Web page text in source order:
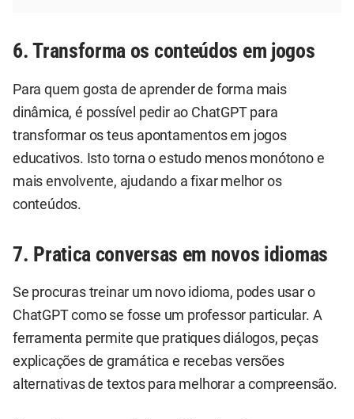
6. Transforma os conteúdos em jogos
Para quem gosta de aprender de forma mais
dinâmica, é possível pedir ao ChatGPT para
transformar os teus apontamentos em jogos
educativos. Isto torna o estudo menos monótono e
mais envolvente, ajudando a fixar melhor os
conteúdos.
7. Pratica conversas em novos idiomas
Se procuras treinar um novo idioma, podes usar o
ChatGPT como se fosse um professor particular. A
ferramenta permite que pratiques diálogos, peças
explicações de gramática e recebas versões
alternativas de textos para melhorar a compreensão.